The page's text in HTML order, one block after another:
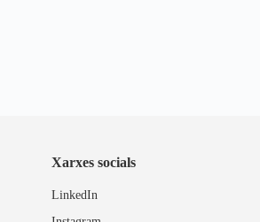
Xarxes socials
LinkedIn